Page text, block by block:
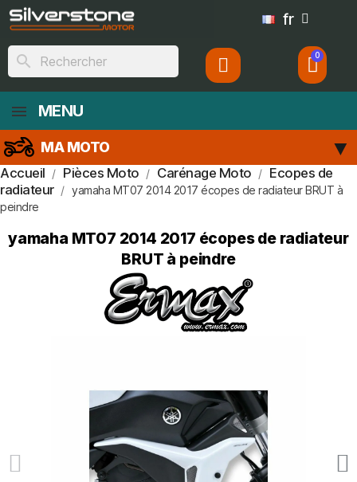
fr
search
MENU
MA MOTO
Accueil Pièces Moto Carénage Moto
Ecopes de
radiateur
yamaha MT07 2014 2017 écopes de radiateur BRUT à
peindre
yamaha MT07 2014 2017 écopes de radiateur
BRUT à peindre